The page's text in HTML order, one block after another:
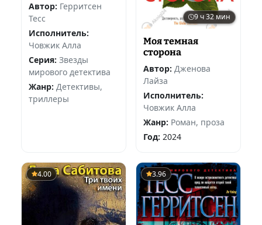
Автор: Герритсен
Тесс
Исполнитель:
Човжик Алла
Серия: Звезды
мирового детектива
Жанр: Детективы,
триллеры
9 ч 32 мин
Моя темная
сторона
Автор: Дженова
Лайза
Исполнитель:
Човжик Алла
Жанр: Роман, проза
Год: 2024
4.00 3.96